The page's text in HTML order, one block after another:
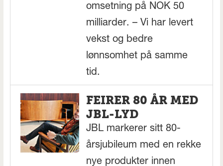
omsetning på NOK 50
milliarder. – Vi har levert
vekst og bedre
lønnsomhet på samme
tid.
FEIRER 80 ÅR MED
JBL-LYD
JBL markerer sitt 80-
årsjubileum med en rekke
nye produkter innen